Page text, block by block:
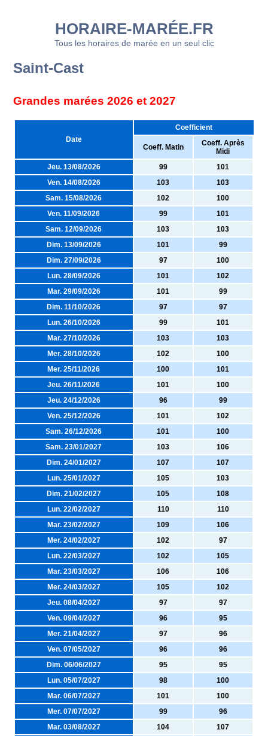
HORAIRE-MARÉE.FR
Tous les horaires de marée en un seul clic
Saint-Cast
Grandes marées 2026 et 2027
Date
Coefficient
Coeff. Matin
Coeff. Après
Midi
Jeu. 13/08/2026
99
101
Ven. 14/08/2026
103
103
Sam. 15/08/2026
102
100
Ven. 11/09/2026
99
101
Sam. 12/09/2026
103
103
Dim. 13/09/2026
101
99
Dim. 27/09/2026
97
100
Lun. 28/09/2026
101
102
Mar. 29/09/2026
101
99
Dim. 11/10/2026
97
97
Lun. 26/10/2026
99
101
Mar. 27/10/2026
103
103
Mer. 28/10/2026
102
100
Mer. 25/11/2026
100
101
Jeu. 26/11/2026
101
100
Jeu. 24/12/2026
96
99
Ven. 25/12/2026
101
102
Sam. 26/12/2026
101
100
Sam. 23/01/2027
103
106
Dim. 24/01/2027
107
107
Lun. 25/01/2027
105
103
Dim. 21/02/2027
105
108
Lun. 22/02/2027
110
110
Mar. 23/02/2027
109
106
Mer. 24/02/2027
102
97
Lun. 22/03/2027
102
105
Mar. 23/03/2027
106
106
Mer. 24/03/2027
105
102
Jeu. 08/04/2027
97
97
Ven. 09/04/2027
96
95
Mer. 21/04/2027
97
96
Ven. 07/05/2027
96
96
Dim. 06/06/2027
95
95
Lun. 05/07/2027
98
100
Mar. 06/07/2027
101
100
Mer. 07/07/2027
99
96
Mar. 03/08/2027
104
107